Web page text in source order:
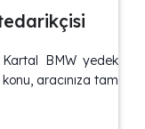
BMW yedek
aracınıza tam